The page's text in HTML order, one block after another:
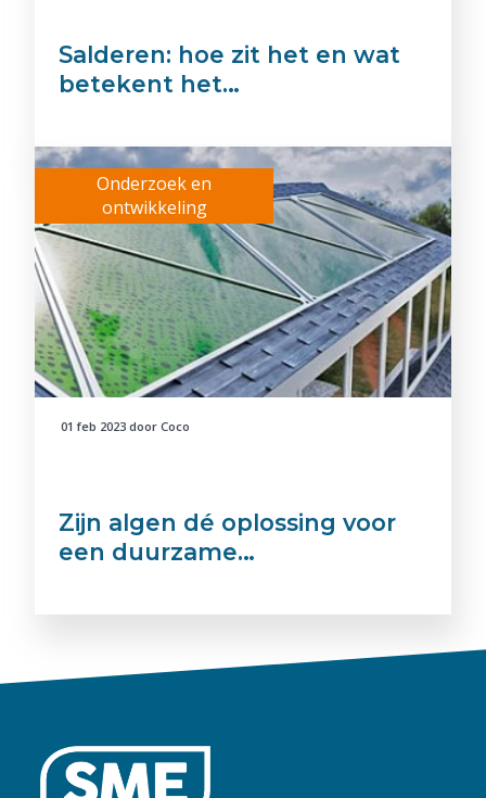
Salderen: hoe zit het en wat
betekent het…
Onderzoek en
ontwikkeling
01 feb 2023 door Coco
Zijn algen dé oplossing voor
een duurzame…